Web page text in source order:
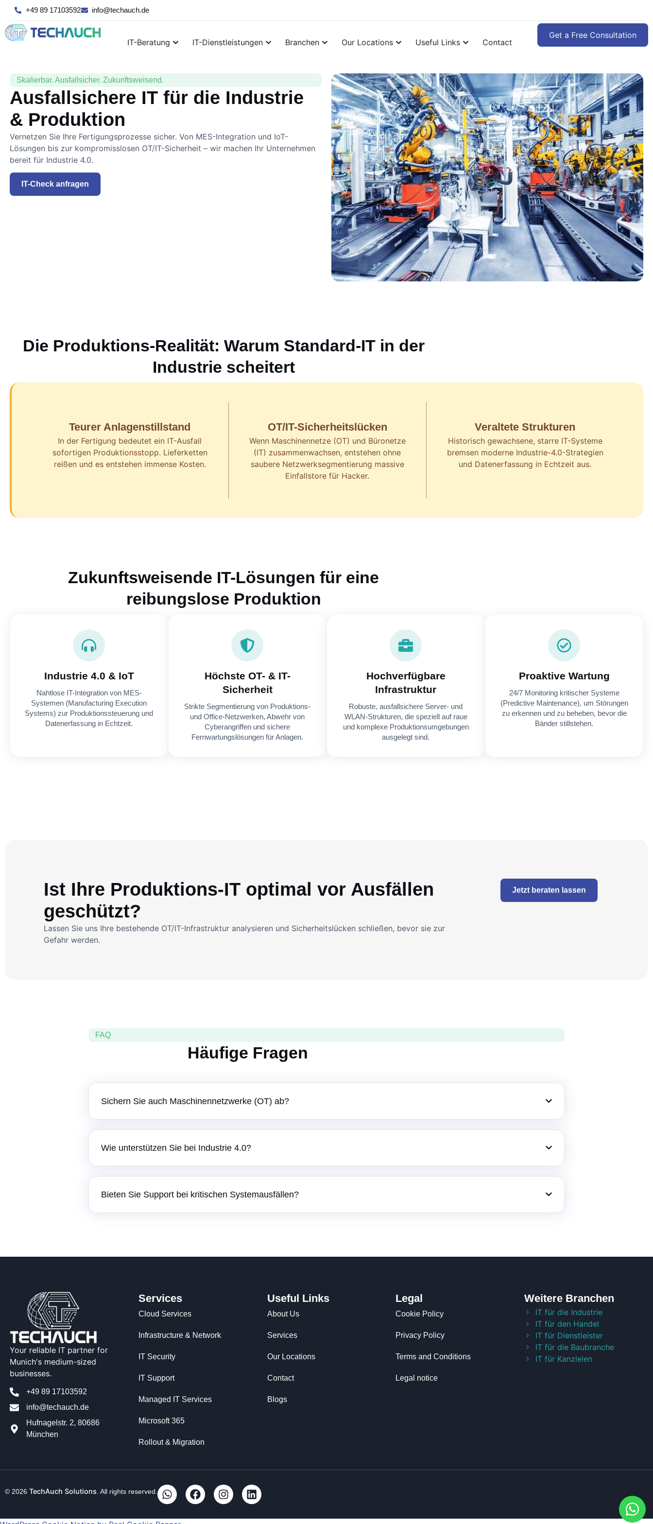
+49 89 17103592 info@techauch.de
IT-Beratung IT-Dienstleistungen Branchen Our Locations Useful Links Contact
Get a Free Consultation
Skalierbar. Ausfallsicher. Zukunftsweisend.
Ausfallsichere IT für die Industrie
& Produktion
Vernetzen Sie Ihre Fertigungsprozesse sicher. Von MES-Integration und IoT-
Lösungen bis zur kompromisslosen OT/IT-Sicherheit – wir machen Ihr Unternehmen
bereit für Industrie 4.0.
IT-Check anfragen
Die Produktions-Realität: Warum Standard-IT in der
Industrie scheitert
Teurer Anlagenstillstand
In der Fertigung bedeutet ein IT-Ausfall
sofortigen Produktionsstopp. Lieferketten
reißen und es entstehen immense Kosten.
OT/IT-Sicherheitslücken
Wenn Maschinennetze (OT) und Büronetze
(IT) zusammenwachsen, entstehen ohne
saubere Netzwerksegmentierung massive
Einfallstore für Hacker.
Veraltete Strukturen
Historisch gewachsene, starre IT-Systeme
bremsen moderne Industrie-4.0-Strategien
und Datenerfassung in Echtzeit aus.
Zukunftsweisende IT-Lösungen für eine
reibungslose Produktion
Industrie 4.0 & IoT
Nahtlose IT-Integration von MES-
Systemen (Manufacturing Execution
Systems) zur Produktionssteuerung und
Datenerfassung in Echtzeit.
Höchste OT- & IT-
Sicherheit
Strikte Segmentierung von Produktions-
und Office-Netzwerken, Abwehr von
Cyberangriffen und sichere
Fernwartungslösungen für Anlagen.
Hochverfügbare
Infrastruktur
Robuste, ausfallsichere Server- und
WLAN-Strukturen, die speziell auf raue
und komplexe Produktionsumgebungen
ausgelegt sind.
Proaktive Wartung
24/7 Monitoring kritischer Systeme
(Predictive Maintenance), um Störungen
zu erkennen und zu beheben, bevor die
Bänder stillstehen.
Ist Ihre Produktions-IT optimal vor Ausfällen
geschützt?
Lassen Sie uns Ihre bestehende OT/IT-Infrastruktur analysieren und Sicherheitslücken schließen, bevor sie zur
Gefahr werden.
Jetzt beraten lassen
FAQ
Häufige Fragen
Sichern Sie auch Maschinennetzwerke (OT) ab?
Wie unterstützen Sie bei Industrie 4.0?
Bieten Sie Support bei kritischen Systemausfällen?
Your reliable IT partner for
Munich's medium-sized
businesses.
+49 89 17103592
info@techauch.de
Hufnagelstr. 2, 80686
München
Services
Cloud Services
Infrastructure & Network
IT Security
IT Support
Managed IT Services
Microsoft 365
Rollout & Migration
Useful Links
About Us
Services
Our Locations
Contact
Blogs
Legal
Cookie Policy
Privacy Policy
Terms and Conditions
Legal notice
Weitere Branchen
IT für die Industrie
IT für den Handel
IT für Dienstleister
IT für die Baubranche
IT für Kanzleien
© 2026 TechAuch Solutions . All rights reserved.